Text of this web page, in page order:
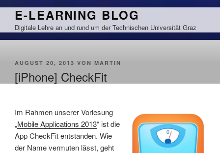
Zum
springen
E-LEARNING BLOG
Digitale Lehre an und rund um der Technischen Universität Graz
VERÖFFENTLICHT
AUGUST 20, 2013 VON MARTIN
[iPhone] CheckFit
Im Rahmen unserer Vorlesung
„Mobile Applications 2013“ ist die
App CheckFit entstanden. Wie
der Name vermuten lässt, geht